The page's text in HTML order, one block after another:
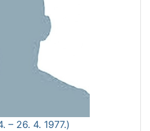
– 26. 4. 1977.)